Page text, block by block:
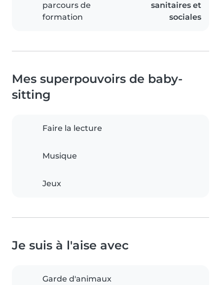
parcours de
formation
sanitaires et
sociales
Mes superpouvoirs de baby-
sitting
Faire la lecture
Musique
Jeux
Je suis à l'aise avec
Garde d'animaux